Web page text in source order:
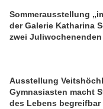
Sommerausstellung
der Galerie Katharina
zwei Juliwochenenden
Ausstellung
Gymnasiasten macht
des Lebens begreifbar